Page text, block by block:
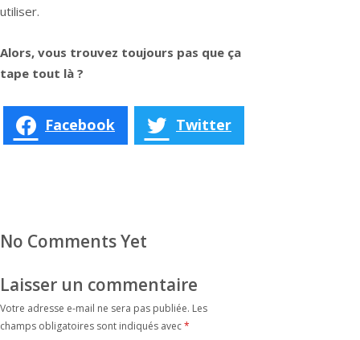
utiliser.
Alors, vous trouvez toujours pas que ça
tape tout là ?
Facebook Twitter
No Comments Yet
Laisser un commentaire
Votre adresse e-mail ne sera pas publiée. Les
champs obligatoires sont indiqués avec*